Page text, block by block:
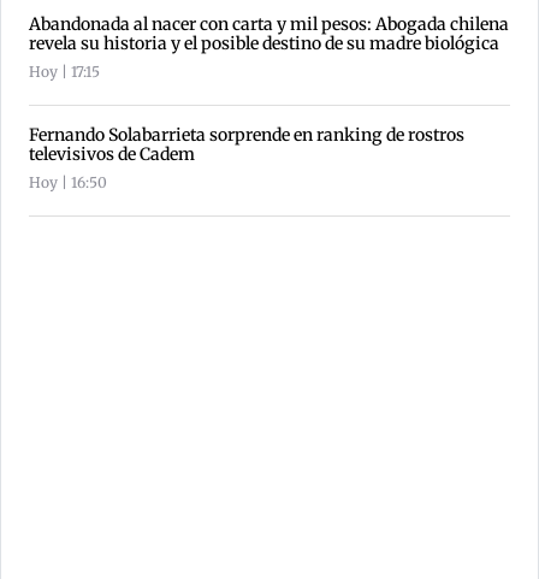
Abandonada al nacer con carta y mil pesos: Abogada chilena
revela su historia y el posible destino de su madre biológica
Hoy | 17:15
Fernando Solabarrieta sorprende en ranking de rostros
televisivos de Cadem
Hoy | 16:50